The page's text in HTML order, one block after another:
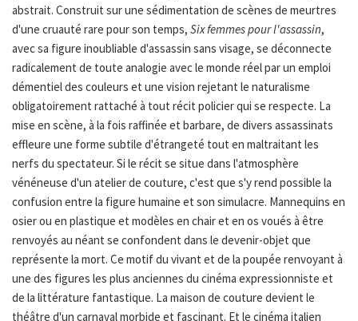
abstrait. Construit sur une sédimentation de scènes de meurtres
d'une cruauté rare pour son temps, Six femmes pour l'assassin,
avec sa figure inoubliable d'assassin sans visage, se déconnecte
radicalement de toute analogie avec le monde réel par un emploi
démentiel des couleurs et une vision rejetant le naturalisme
obligatoirement rattaché à tout récit policier qui se respecte. La
mise en scène, à la fois raffinée et barbare, de divers assassinats
effleure une forme subtile d'étrangeté tout en maltraitant les
nerfs du spectateur. Si le récit se situe dans l'atmosphère
vénéneuse d'un atelier de couture, c'est que s'y rend possible la
confusion entre la figure humaine et son simulacre. Mannequins en
osier ou en plastique et modèles en chair et en os voués à être
renvoyés au néant se confondent dans le devenir-objet que
représente la mort. Ce motif du vivant et de la poupée renvoyant à
une des figures les plus anciennes du cinéma expressionniste et
de la littérature fantastique. La maison de couture devient le
théâtre d'un carnaval morbide et fascinant. Et le cinéma italien